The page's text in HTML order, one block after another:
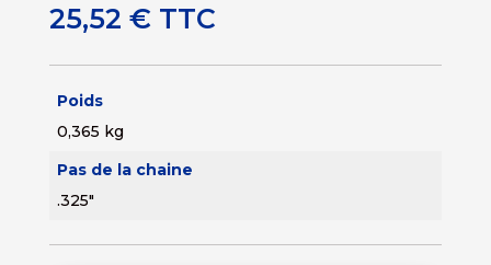
25,52 € TTC
Poids
0,365 kg
Pas de la chaine
.325"